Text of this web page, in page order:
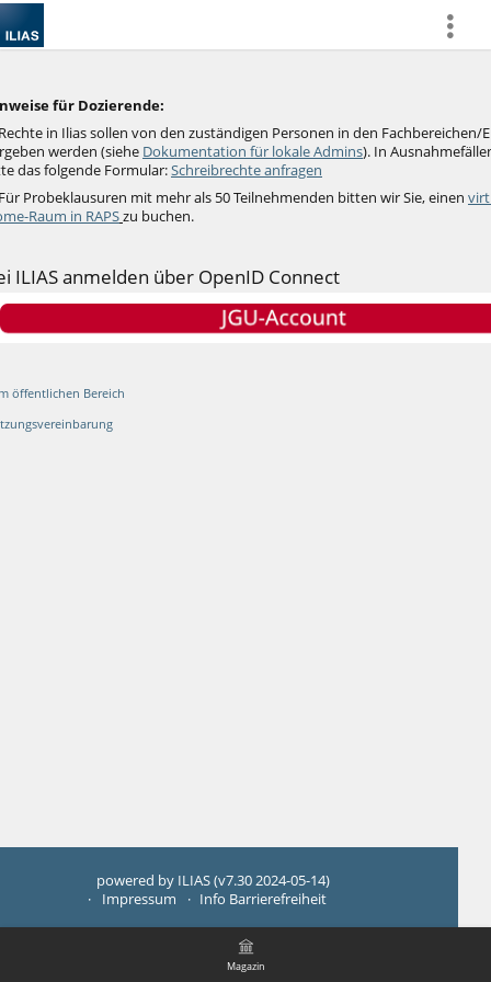
more
Magazin
für Dozierende:
in Ilias sollen von den zuständigen Personen in den Fachbereichen/
werden (siehe Dokumentation für lokale Admins). In
das folgende Formular:Schreibrechte anfragen
Probeklausuren mit mehr als 50 Teilnehmenden bitten wir Sie, einen
Raum in RAPSzu buchen.
ILIAS anmelden über OpenID Connect
öffentlichen Bereich
powered by ILIAS (v7.30 2024-05-14)
Impressum
Info Barrierefreiheit